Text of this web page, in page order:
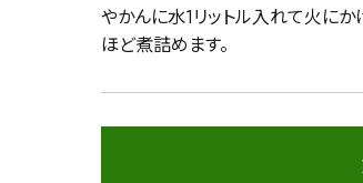
詳細検索
やかんに水1リットル入れて火に
ほど煮詰めます。